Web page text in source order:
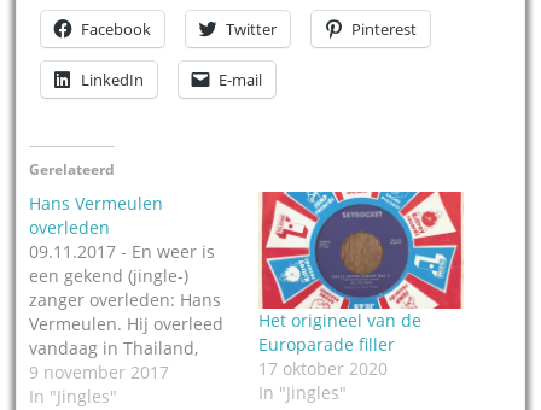
Facebook Twitter Pinterest
LinkedIn E-mail
Gerelateerd
Hans Vermeulen
overleden
09.11.2017 - En weer is
een gekend (jingle-)
zanger overleden: Hans
Vermeulen. Hij overleed
vandaag in Thailand,
waar hij al jaren
woonde. Hans
9 november 2017
In "Jingles"
Het origineel van de
Europarade filler
17 oktober 2020
In "Jingles"